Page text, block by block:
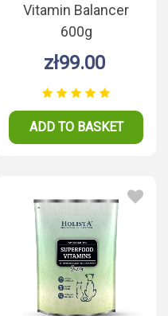
Vitamin Balancer
600g
zł99.00
ADD TO BASKET